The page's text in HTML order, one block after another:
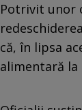
Potrivit unor
că, în lipsa
alimentară la